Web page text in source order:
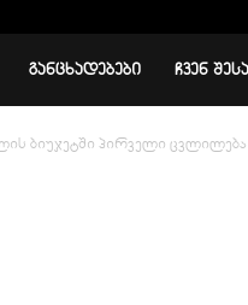
ᲒᲐᲜᲪᲮᲐᲓᲔᲑᲔᲑᲘ ᲩᲕᲔᲜ
ბიუჯეტში პირველი